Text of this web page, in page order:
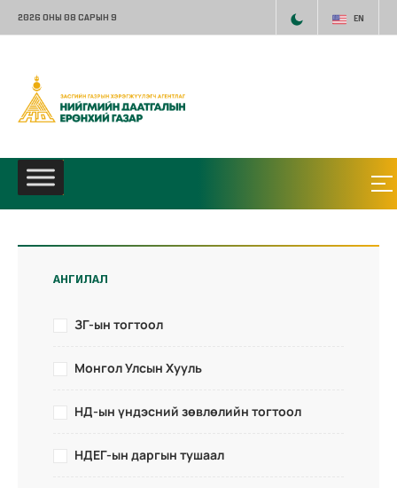
2026 ОНЫ 08 САРЫН 9 EN
АНГИЛАЛ
ЗГ-ын тогтоол
Монгол Улсын Хууль
НД-ын үндэсний зөвлөлийн тогтоол
НДЕГ-ын даргын тушаал